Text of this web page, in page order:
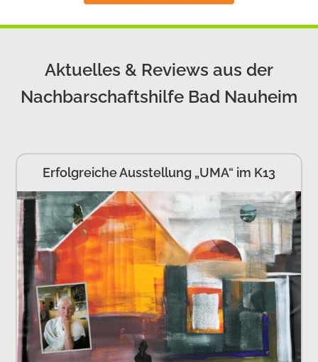
Aktuelles & Reviews aus der
Nachbarschaftshilfe Bad Nauheim
Erfolgreiche Ausstellung „UMA“ im K13